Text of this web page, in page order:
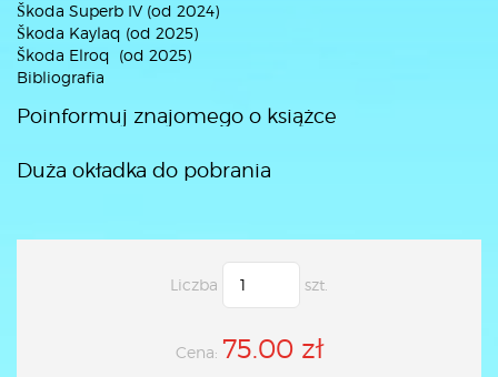
Škoda Superb IV (od 2024)
Škoda Kaylaq (od 2025)
Škoda Elroq (od 2025)
Bibliografia
Poinformuj znajomego o książce
Duża okładka do pobrania
Liczba szt.
Cena: 75.00 zł